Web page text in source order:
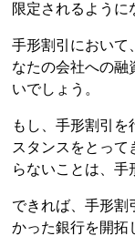
限定されるように
手形割引において
なたの会社への融
いでしょう。
もし、手形割引
スタンスをとって
らないことは、手
できれば、手形割
かった銀行を開拓